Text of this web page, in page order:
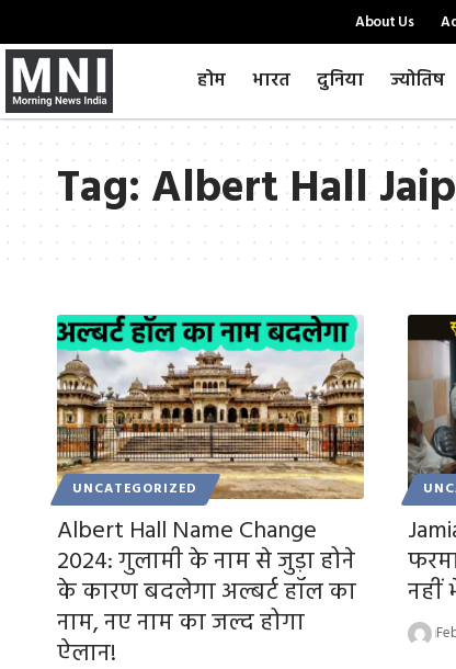
About Us
होम भारत दुनिया ज्योतिष
Tag:Albert Hall
UNCATEGORIZED
Albert Hall Name Change
2024: गुलामी के नाम से जुड़ा होने
के कारण बदलेगा अल्बर्ट हॉल का
नाम, नए नाम का जल्द होगा
ऐलान!
नहीं